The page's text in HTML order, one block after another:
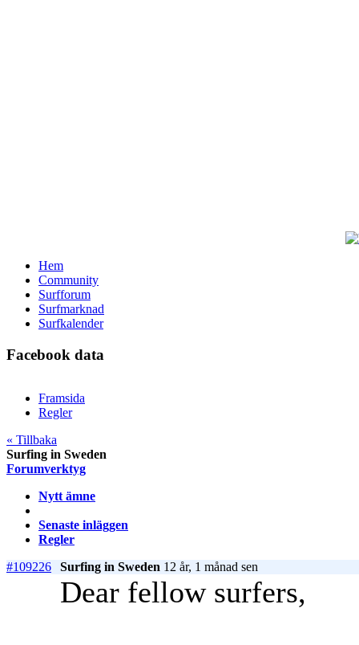
Hem
Community
Surfforum
Surfmarknad
Surfkalender
Facebook data
Framsida
Regler
« Tillbaka
Surfing in Sweden
Forumverktyg
Nytt ämne
Senaste inläggen
Regler
#109226
Surfing in Sweden 12 år, 1 månad sen
Dear fellow surfers,